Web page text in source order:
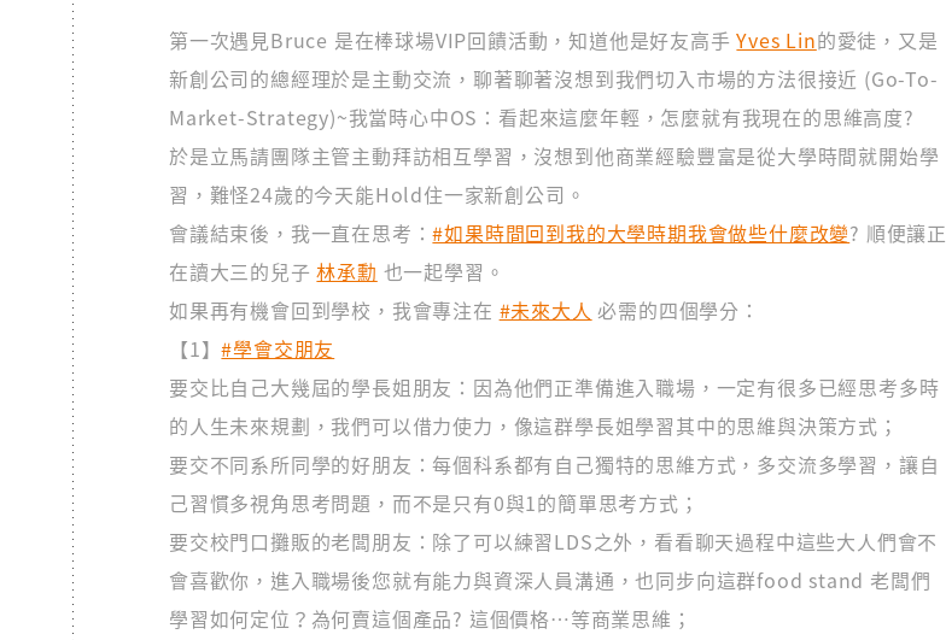
第一次遇見Bruce 是在棒球場VIP回饋活動，知道他是好友高手Yves Lin的愛徒，又是
新創公司的總經理於是主動交流，聊著聊著沒想到我們切入市場的方法很接近 (Go-To-
Market-Strategy)~我當時心中OS：看起來這麼年輕，怎麼就有我現在的思維高度?
於是立馬請團隊主管主動拜訪相互學習，沒想到他商業經驗豐富是從大學時間就開始學
習，難怪24歲的今天能Hold住一家新創公司。
會議結束後，我一直在思考：#如果時間回到我的大學時期我會做些什麼改變? 順便讓正
在讀大三的兒子林承勳 也一起學習。
如果再有機會回到學校，我會專注在 #未來大人 必需的四個學分：
【1】#學會交朋友
要交比自己大幾屆的學長姐朋友：因為他們正準備進入職場，一定有很多已經思考多時
的人生未來規劃，我們可以借力使力，像這群學長姐學習其中的思維與決策方式；
要交不同系所同學的好朋友：每個科系都有自己獨特的思維方式，多交流多學習，讓自
己習慣多視角思考問題，而不是只有0與1的簡單思考方式；
要交校門口攤販的老闆朋友：除了可以練習LDS之外，看看聊天過程中這些大人們會不
會喜歡你，進入職場後您就有能力與資深人員溝通，也同步向這群food stand 老闆們
學習如何定位？為何賣這個產品? 這個價格…等商業思維；